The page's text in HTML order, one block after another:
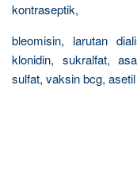
kontraseptik,
bleomisin, larutan
klonidin, sukralfat,
sulfat, vaksin bcg,